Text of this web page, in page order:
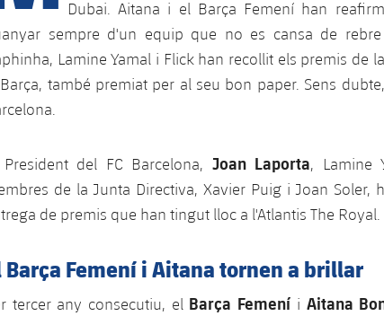
Dubai. Aitana i el Barça Femení han
sempre d'un equip que no es cansa de
Lamine Yamal i Flick han recollit els premis de
també premiat per al seu bon paper. Sens
President del FC Barcelona, Joan Laporta, Lamine
de la Junta Directiva, Xavier Puig i Joan Soler,
de premis que han tingut lloc a l'Atlantis The Royal.
Barça Femení i Aitana tornen a brillar
tercer any consecutiu, el Barça Femení i Aitana